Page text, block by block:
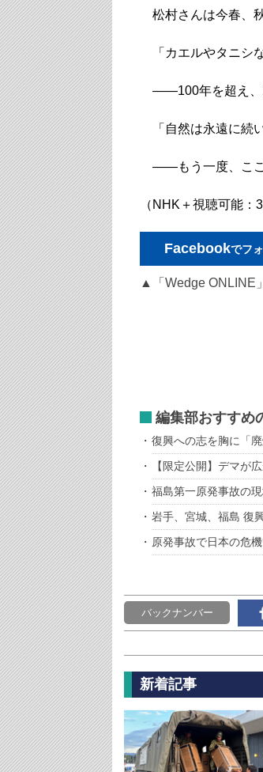
松村さんは今春、
「カエルやタニシ
――100年を超え、
「自然は永遠に続
――もう一度、こ
（NHK＋視聴可能
Facebookでフ
▲「Wedge ONLINE
編集部おすすめ
復興への志を胸に「
【限定公開】デマが
福島第一原発事故の
岩手、宮城、福島 復
原発事故で日本の危
バックナンバー
新着記事